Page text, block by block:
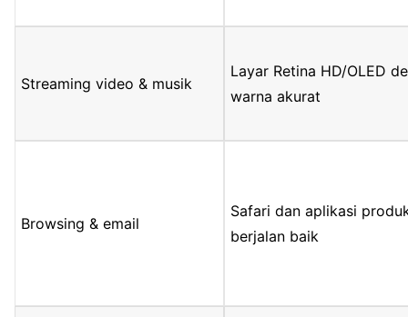
Streaming video & musik
Layar Retina HD/OLED
warna akurat
Browsing & email
Safari dan aplikasi
berjalan baik